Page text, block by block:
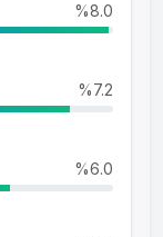
%8.0
%7.2
%6.0